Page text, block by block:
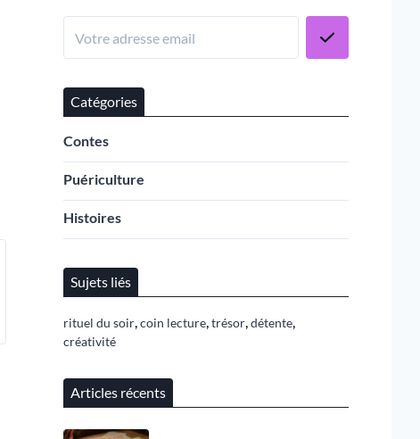
Catégories
Contes
Puériculture
Histoires
Sujets liés
rituel du soir,coin lecture,trésor,détente,
créativité
Articles récents